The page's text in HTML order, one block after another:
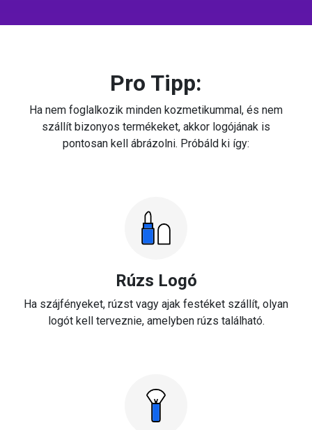
Pro Tipp:
Ha nem foglalkozik minden kozmetikummal, és nem
szállít bizonyos termékeket, akkor logójának is
pontosan kell ábrázolni. Próbáld ki így:
Rúzs Logó
Ha szájfényeket, rúzst vagy ajak festéket szállít, olyan
logót kell terveznie, amelyben rúzs található.